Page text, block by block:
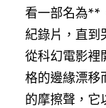
看一部名為**
紀錄片，直到
從科幻電影裡
格的邊緣漂移
的摩擦聲，它